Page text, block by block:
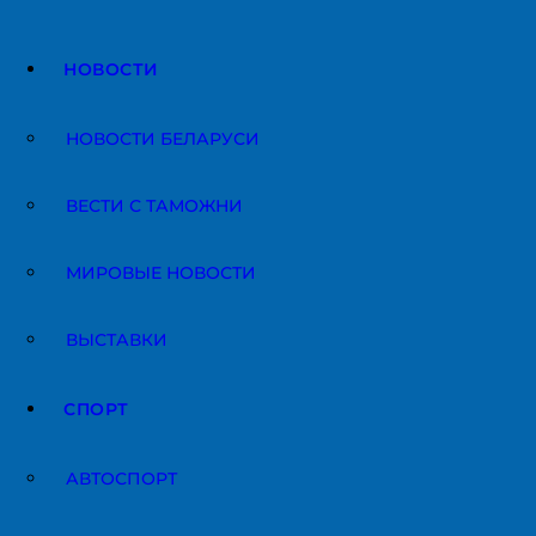
НОВОСТИ
НОВОСТИ БЕЛАРУСИ
ВЕСТИ С ТАМОЖНИ
МИРОВЫЕ НОВОСТИ
ВЫСТАВКИ
СПОРТ
АВТОСПОРТ